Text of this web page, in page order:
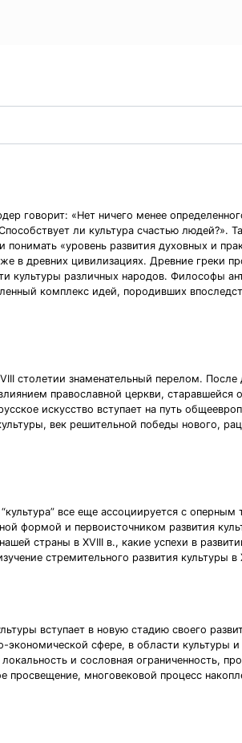
говорит: «Нет ничего менее
ли культура счастью людей?».
«уровень развития духовных и
в древних цивилизациях. Древние греки
культуры различных народов. Философы
комплекс идей, породивших
столетии знаменательный перелом. После
православной церкви, старавшейся
искусство вступает на путь
век решительной победы нового,
все еще ассоциируется с
формой и первоисточником развития
страны в XVIII в., какие успехи в
стремительного развития культуры в
вступает в новую стадию своего
сфере, в области культуры
и сословная ограниченность,
многовековой процесс